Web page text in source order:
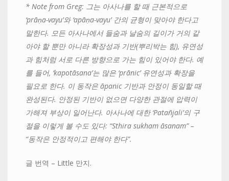
* Note from Greg: 그는 아사나를 할 때 근본적으로
‘prāṇa-vayu’와 ‘apāṇa-vayu’ 간의 균형이 맞아야 한다고
말한다. 모든 아사나에서 들숨과 날숨의 길이가 거의 같
아야 할 뿐만 아니라 확장성과 기반(뿌리박는 힘), 유연성
과 힘처럼 서로 다른 방향으로 가는 힘이 있어야 한다. 예
를 들어, ‘kapotāsana’는 많은 ‘prānic’ 유연성과 확장을
필요로 한다. 이 동작은 āpanic 기반과 안정이 동일할 때
완성된다. 안정된 기반이 없으면 다양한 관절에 압력이
가해져 부상이 일어난다. 아사나에 대한 ‘Patañjali’의 구
절을 이렇게 볼 수도 있다: “Sthira sukham āsanam” –
“동작은 안정적이고 편해야 한다”.
글 번역 – Little 만지.